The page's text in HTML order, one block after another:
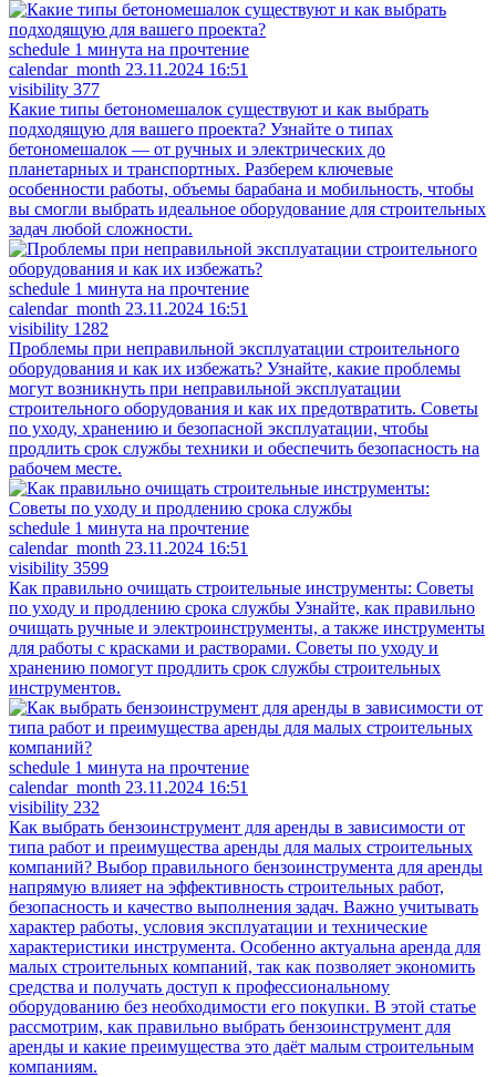
schedule 1 минута на прочтение
calendar_month 23.11.2024 16:51
visibility 377
Какие типы бетономешалок существуют и как выбрать
подходящую для вашего проекта? Узнайте о типах
бетономешалок — от ручных и электрических до
планетарных и транспортных. Разберем ключевые
особенности работы, объемы барабана и мобильность, чтобы
вы смогли выбрать идеальное оборудование для строительных
задач любой сложности.
schedule 1 минута на прочтение
calendar_month 23.11.2024 16:51
visibility 1282
Проблемы при неправильной эксплуатации строительного
оборудования и как их избежать? Узнайте, какие проблемы
могут возникнуть при неправильной эксплуатации
строительного оборудования и как их предотвратить. Советы
по уходу, хранению и безопасной эксплуатации, чтобы
продлить срок службы техники и обеспечить безопасность на
рабочем месте.
schedule 1 минута на прочтение
calendar_month 23.11.2024 16:51
visibility 3599
Как правильно очищать строительные инструменты: Советы
по уходу и продлению срока службы Узнайте, как правильно
очищать ручные и электроинструменты, а также инструменты
для работы с красками и растворами. Советы по уходу и
хранению помогут продлить срок службы строительных
инструментов.
schedule 1 минута на прочтение
calendar_month 23.11.2024 16:51
visibility 232
Как выбрать бензоинструмент для аренды в зависимости от
типа работ и преимущества аренды для малых строительных
компаний? Выбор правильного бензоинструмента для аренды
напрямую влияет на эффективность строительных работ,
безопасность и качество выполнения задач. Важно учитывать
характер работы, условия эксплуатации и технические
характеристики инструмента. Особенно актуальна аренда для
малых строительных компаний, так как позволяет экономить
средства и получать доступ к профессиональному
оборудованию без необходимости его покупки. В этой статье
рассмотрим, как правильно выбрать бензоинструмент для
аренды и какие преимущества это даёт малым строительным
компаниям.